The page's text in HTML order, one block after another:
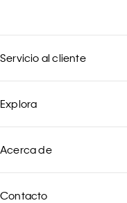
Servicio al cliente
Explora
Acerca de
Contacto